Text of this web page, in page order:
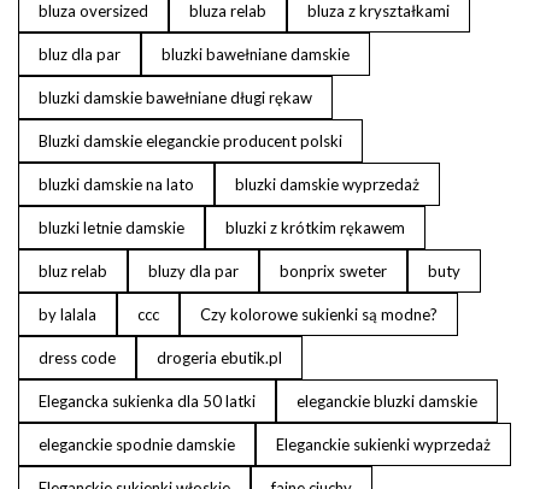
bluza oversized bluza relab bluza z kryształkami
bluz dla par bluzki bawełniane damskie
bluzki damskie bawełniane długi rękaw
Bluzki damskie eleganckie producent polski
bluzki damskie na lato bluzki damskie wyprzedaż
bluzki letnie damskie bluzki z krótkim rękawem
bluz relab bluzy dla par bonprix sweter buty
by lalala ccc Czy kolorowe sukienki są modne?
dress code drogeria ebutik.pl
Elegancka sukienka dla 50 latki eleganckie bluzki damskie
eleganckie spodnie damskie Eleganckie sukienki wyprzedaż